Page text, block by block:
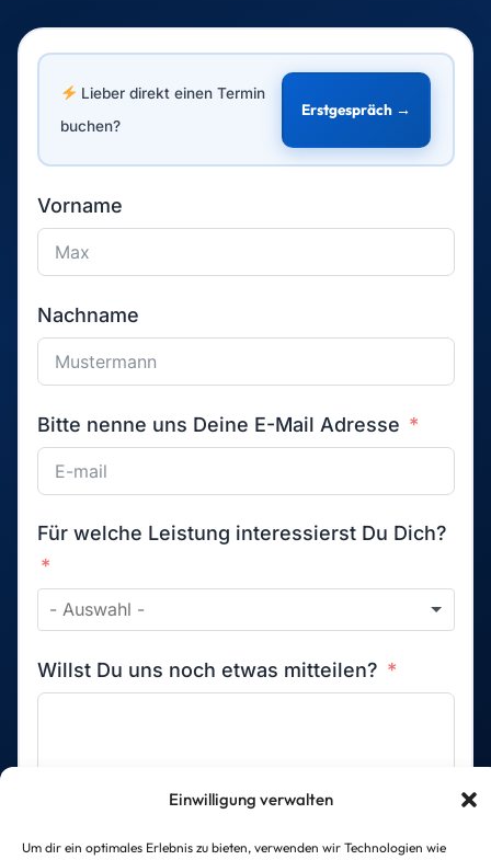
Einwilligung verwalten
Um dir ein optimales Erlebnis zu bieten, verwenden wir Technologien wie
Lieber direkt einen Termin
buchen?
Erstgespräch →
Vorname
Nachname
Bitte nenne uns Deine E-Mail Adresse
Für welche Leistung interessierst Du Dich?
Willst Du uns noch etwas mitteilen?
Wir verwenden Deine Angaben zur